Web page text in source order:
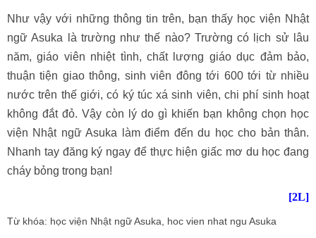
Như vậy với những thông tin trên, bạn thấy học viện Nhật
ngữ Asuka là trường như thế nào? Trường có lịch sử lâu
năm, giáo viên nhiệt tình, chất lượng giáo dục đảm bảo,
thuận tiện giao thông, sinh viên đông tới 600 tới từ nhiều
nước trên thế giới, có ký túc xá sinh viên, chi phí sinh hoạt
không đắt đỏ. Vậy còn lý do gì khiến bạn không chọn học
viện Nhật ngữ Asuka làm điểm đến du học cho bản thân.
Nhanh tay đăng ký ngay để thực hiện giấc mơ du học đang
cháy bỏng trong bạn!
[2L]
Từ khóa: học viện Nhật ngữ Asuka, hoc vien nhat ngu Asuka